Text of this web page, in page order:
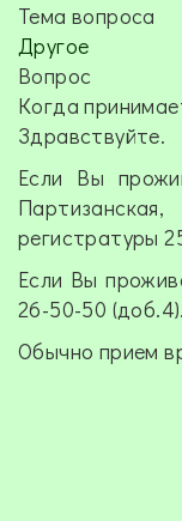
Тема вопроса
Другое
Вопрос
Когда
Здравствуйте.
Если Вы
регистратуры
Если Вы
26-50-50 (доб.4).
Обычно прием